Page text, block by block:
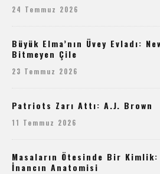
24 Temmuz 2026
Büyük Elma’nın Üvey Evladı:
Bitmeyen Çile
23 Temmuz 2026
Patriots Zarı Attı: A.J. Brown
11 Temmuz 2026
Masaların Ötesinde Bir
İnancın Anatomisi